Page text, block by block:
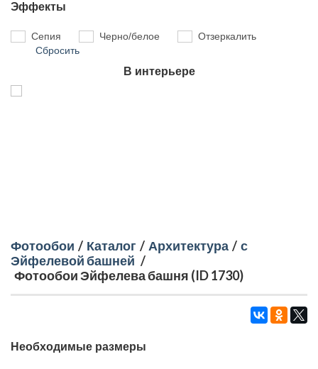
Эффекты
Сепия Черно/белое
Отзеркалить
Сбросить
В интерьере
Фотообои / Каталог / Архитектура / с
Эйфелевой башней /
Фотообои Эйфелева башня (ID 1730)
Необходимые размеры